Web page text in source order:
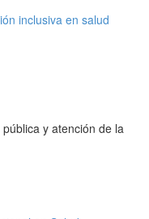
inclusiva en salud
y atención de la